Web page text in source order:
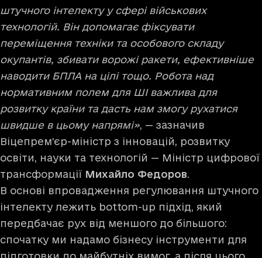
штучного інтелекту у сфері військових
технологій. Він допомагає фіксувати
переміщення техніки та особового складу
окупантів, збивати ворожі ракети, ефективніше
наводити БПЛА на цілі тощо. Робота над
нормативним полем для ШІ важлива для
розвитку країни та дасть нам змогу рухатися
швидше в цьому напрямі», — зазначив
Віцепрем’єр-міністр з інновацій, розвитку
освіти, науки та технологій — Міністр цифрової
трансформації Михайло Федоров.
В основі впровадження регулювання штучного
інтелекту лежить bottom-up підхід, який
передбачає рух від меншого до більшого:
спочатку ми надамо бізнесу інструменти для
підготовки до майбутніх вимог, а після цього